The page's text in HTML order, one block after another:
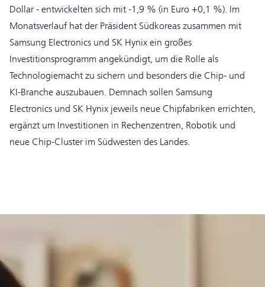
Dollar - entwickelten sich mit -1,9 % (in Euro +0,1 %). Im
Monatsverlauf hat der Präsident Südkoreas zusammen mit
Samsung Electronics und SK Hynix ein großes
Investitionsprogramm angekündigt, um die Rolle als
Technologiemacht zu sichern und besonders die Chip- und
KI-Branche auszubauen. Demnach sollen Samsung
Electronics und SK Hynix jeweils neue Chipfabriken errichten,
ergänzt um Investitionen in Rechenzentren, Robotik und
neue Chip-Cluster im Südwesten des Landes.